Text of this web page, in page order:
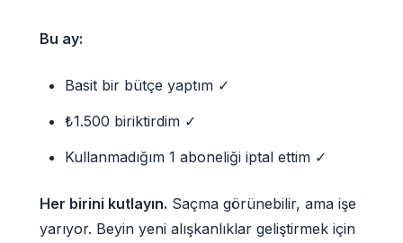
Bu ay:
Basit bir bütçe yaptım ✓
₺1.500 biriktirdim ✓
Kullanmadığım 1 aboneliği iptal ettim ✓
Her birini kutlayın. Saçma görünebilir, ama işe
yarıyor. Beyin yeni alışkanlıklar geliştirmek için